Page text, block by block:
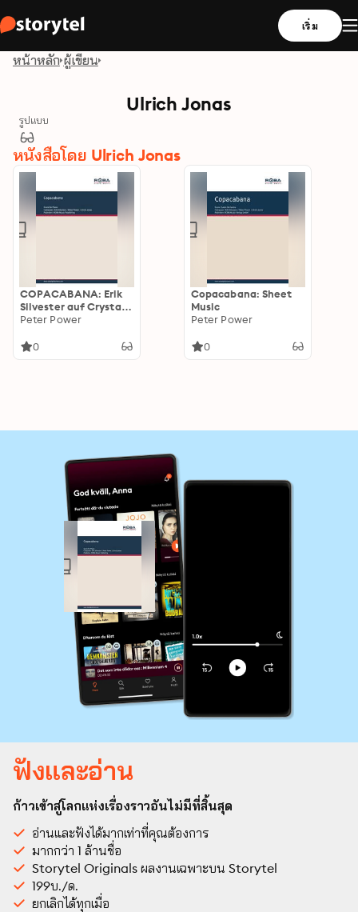
เริ่ม
หน้าหลัก ผู้เขียน
Ulrich Jonas
รูปแบบ
หนังสือโดย Ulrich Jonas
COPACABANA: Erik
Silvester auf Crystal
Records
Peter Power
0
Copacabana: Sheet
Music
Peter Power
0
ฟังและอ่าน
ก้าวเข้าสู่โลกแห่งเรื่องราวอันไม่มีที่สิ้นสุด
อ่านและฟังได้มากเท่าที่คุณต้องการ
มากกว่า 1 ล้านชื่อ
Storytel Originals ผลงานเฉพาะบน Storytel
199บ./ด.
ยกเลิกได้ทุกเมื่อ